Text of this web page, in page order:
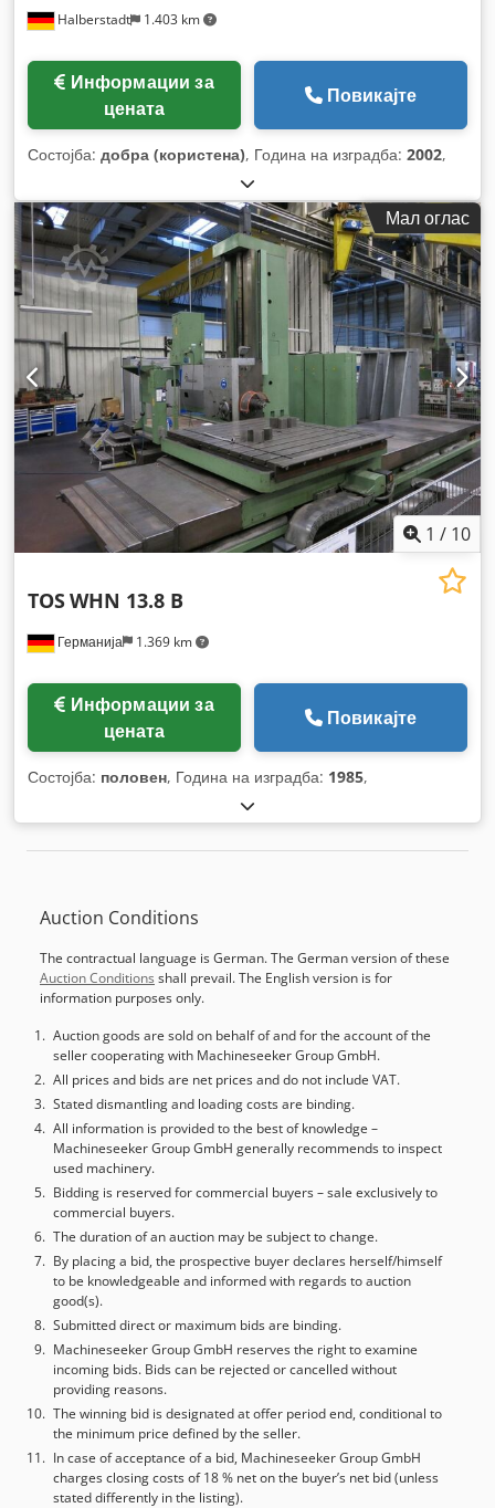
Halberstadt 1.403 km
цената
Повикајте
Состојба: добра (користена), Година на изградба: 2002,
Мал оглас
1 / 10
Германија 1.369 km
TOSWHN 13.8 B
цената
Повикајте
Состојба: половен, Година на изградба: 1985,
Auction Conditions
The contractual language is German. The German version of these
Auction Conditions shall prevail. The English version is for
information purposes only.
Auction goods are sold on behalf of and for the account of the
seller cooperating with Machineseeker Group GmbH.
All prices and bids are net prices and do not include VAT.
Stated dismantling and loading costs are binding.
All information is provided to the best of knowledge –
Machineseeker Group GmbH generally recommends to inspect
used machinery.
Bidding is reserved for commercial buyers – sale exclusively to
commercial buyers.
The duration of an auction may be subject to change.
By placing a bid, the prospective buyer declares herself/himself
to be knowledgeable and informed with regards to auction
good(s).
Submitted direct or maximum bids are binding.
Machineseeker Group GmbH reserves the right to examine
incoming bids. Bids can be rejected or cancelled without
providing reasons.
The winning bid is designated at offer period end, conditional to
the minimum price defined by the seller.
In case of acceptance of a bid, Machineseeker Group GmbH
charges closing costs of 18 % net on the buyer’s net bid (unless
stated differently in the listing).